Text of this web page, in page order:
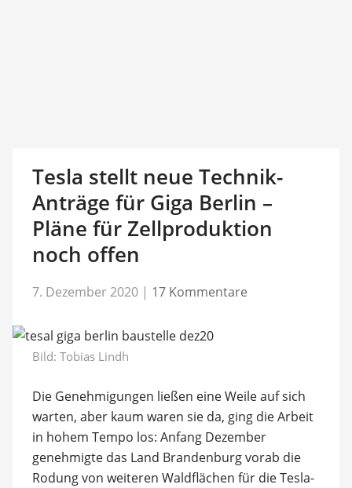
Tesla stellt neue Technik-
Anträge für Giga Berlin –
Pläne für Zellproduktion
noch offen
7. Dezember 2020 | 17 Kommentare
Bild: Tobias Lindh
Die Genehmigungen ließen eine Weile auf sich
warten, aber kaum waren sie da, ging die Arbeit
in hohem Tempo los: Anfang Dezember
genehmigte das Land Brandenburg vorab die
Rodung von weiteren Waldflächen für die Tesla-